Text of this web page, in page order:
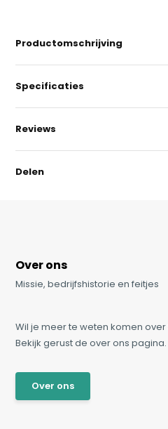
Productomschrijving
Specificaties
Reviews
Delen
Over ons
Missie, bedrijfshistorie en feitjes
Wil je meer te weten komen
Bekijk gerust de over ons pagina.
Over ons